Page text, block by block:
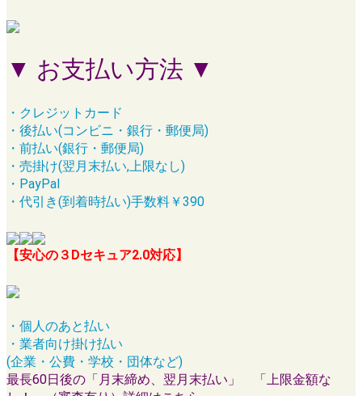
▼ お支払い方法 ▼
・クレジットカード
・後払い(コンビニ・銀行・郵便局)
・前払い(銀行・郵便局)
・売掛け(翌月末払い,上限なし)
・PayPal
・代引き(到着時払い)手数料￥390
【安心の３Dセキュア2.0対応】
・個人のあと払い
・業者向け掛け払い
(企業・公費・学校・団体など)
最長60日後の「月末締め、翌月末払い」 「上限金額な